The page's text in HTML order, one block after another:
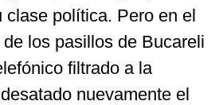
clase política. Pero en el
los pasillos de Bucareli
filtrado a la
nuevamente el